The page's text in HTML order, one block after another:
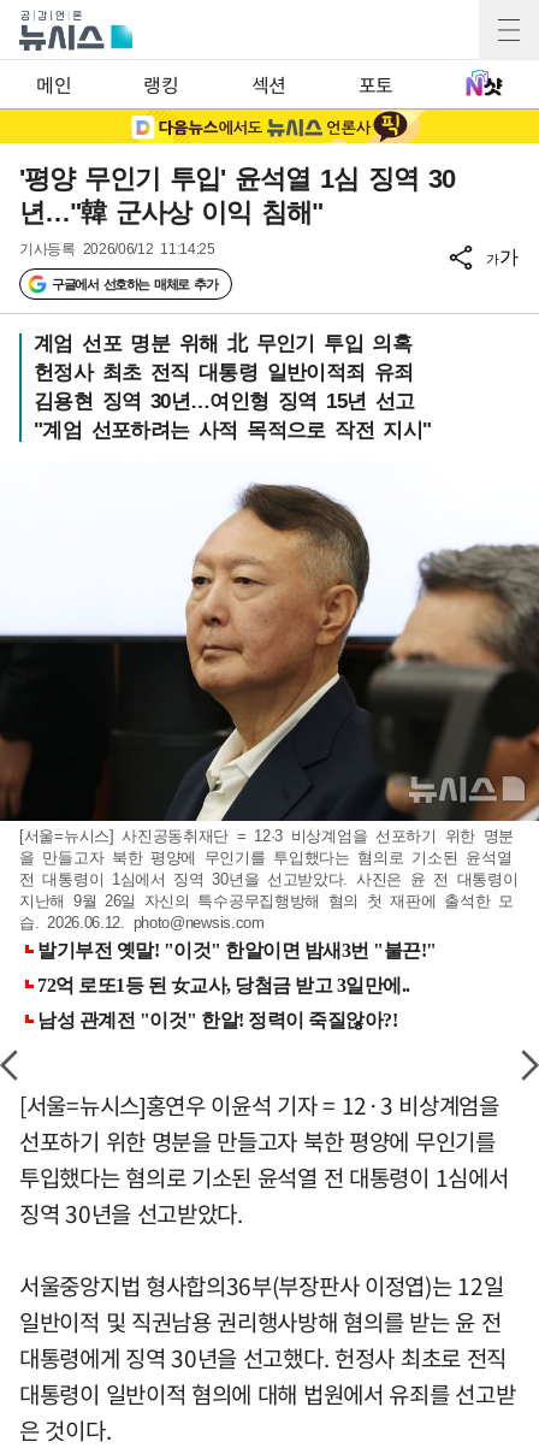
메인 랭킹 섹션 포토
'평양 무인기 투입' 윤석열 1심 징역 30
년…"韓 군사상 이익 침해"
기사등록 2026/06/12 11:14:25
구글에서 선호하는 매체로 추가
가가
계엄 선포 명분 위해 北 무인기 투입 의혹
헌정사 최초 전직 대통령 일반이적죄 유죄
김용현 징역 30년…여인형 징역 15년 선고
"계엄 선포하려는 사적 목적으로 작전 지시"
[서울=뉴시스] 사진공동취재단 = 12·3 비상계엄을 선포하기 위한 명분
을 만들고자 북한 평양에 무인기를 투입했다는 혐의로 기소된 윤석열
전 대통령이 1심에서 징역 30년을 선고받았다. 사진은 윤 전 대통령이
지난해 9월 26일 자신의 특수공무집행방해 혐의 첫 재판에 출석한 모
습. 2026.06.12. photo@newsis.com
[서울=뉴시스]홍연우 이윤석 기자 = 12·3 비상계엄을
선포하기 위한 명분을 만들고자 북한 평양에 무인기를
투입했다는 혐의로 기소된 윤석열 전 대통령이 1심에서
징역 30년을 선고받았다.
서울중앙지법 형사합의36부(부장판사 이정엽)는 12일
일반이적 및 직권남용 권리행사방해 혐의를 받는 윤 전
대통령에게 징역 30년을 선고했다. 헌정사 최초로 전직
대통령이 일반이적 혐의에 대해 법원에서 유죄를 선고받
은 것이다.